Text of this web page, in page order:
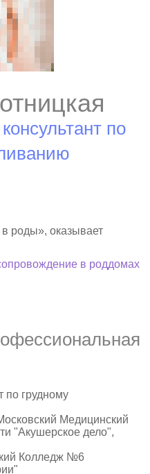
по
роды», оказывает
в роддомах
по грудному
Медицинский
"Акушерское дело",
Колледж №6